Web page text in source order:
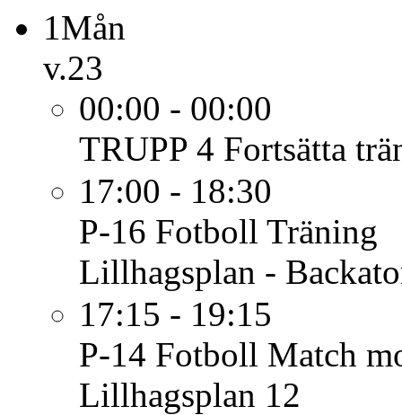
1Mån
v.23
00:00 - 00:00
TRUPP 4 Fortsätta
17:00 - 18:30
P-16 Fotboll Träning
Lillhagsplan -
17:15 - 19:15
P-14 Fotboll Match
Lillhagsplan 12